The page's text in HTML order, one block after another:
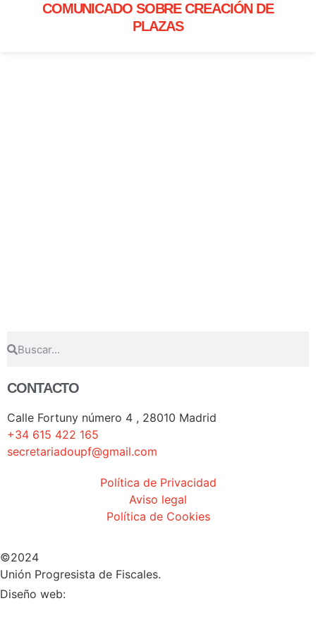
COMUNICADO SOBRE CREACIÓN DE
PLAZAS
CONTACTO
Calle Fortuny número 4 , 28010 Madrid
+34 615 422 165
secretariadoupf@gmail.com
Política de Privacidad
Aviso legal
Política de Cookies
©2024
Unión Progresista de Fiscales.
Diseño web: